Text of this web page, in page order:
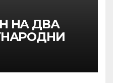
НА ДВА
–
ОДРЖА
СО